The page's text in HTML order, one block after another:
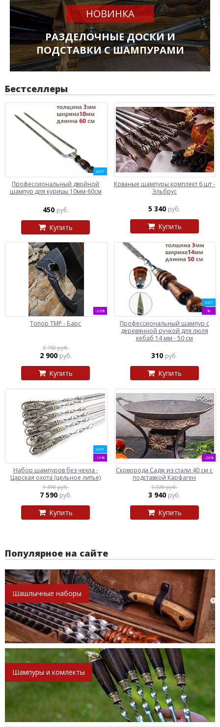
НОВИНКА
РАЗДЕЛОЧНЫЕ ДОСКИ И
ПОДСТАВКИ С ШАМПУРАМИ
Бестселлеры
ХИТ
Профессиональный двойной
шампур для курицы 10мм-60см
450 руб.
Купить
Кованые шампуры комплект 6 шт -
Эльбрус
5 340 руб.
Купить
-23%
Топор ТМР - Барс
3 750 руб.
2 900 руб.
Купить
ХИТ
%
Профессиональный шампур с
деревянной ручкой для люля
кебаб 14 мм - 50 см
310 руб.
Купить
ХИТ
-19%
Набор шампуров без чехла -
Царская охота (цельное литье)
9 390 руб.
7 590 руб.
Купить
-26%
Сковорода Садж из стали 40 см с
подставкой Карфаген
5 320 руб.
3 940 руб.
Купить
Популярное на сайте
Шашлычные наборы
Шампуры и комлекты